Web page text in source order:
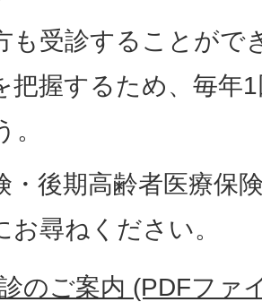
も受診することがで
把握するため、毎年
後期高齢者医療保
お尋ねください。
のご案内 (PDFファ